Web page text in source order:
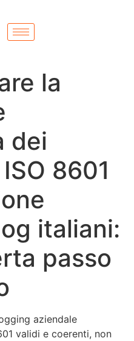
la
dei
8601
italiani:
passo
aziendale
validi e coerenti, non